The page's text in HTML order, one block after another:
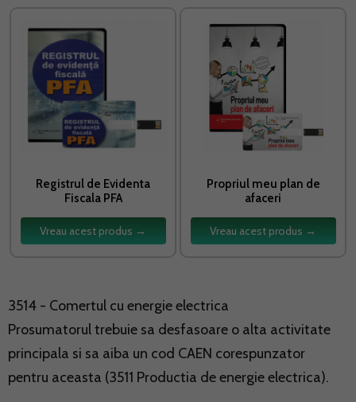
Registrul de Evidenta
Fiscala PFA
Vreau acest produs →
Propriul meu plan de
afaceri
Vreau acest produs →
3514 - Comertul cu energie electrica
Prosumatorul trebuie sa desfasoare o alta activitate
principala si sa aiba un cod CAEN corespunzator
pentru aceasta (3511 Productia de energie electrica).